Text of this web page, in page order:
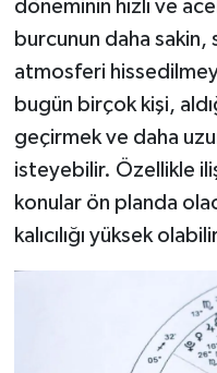
döneminin hızlı ve
burcunun daha sakin,
atmosferi
bugün birçok kişi,
geçirmek ve daha
isteyebilir. Özellikle
konular ön planda
kalıcılığı yüksek